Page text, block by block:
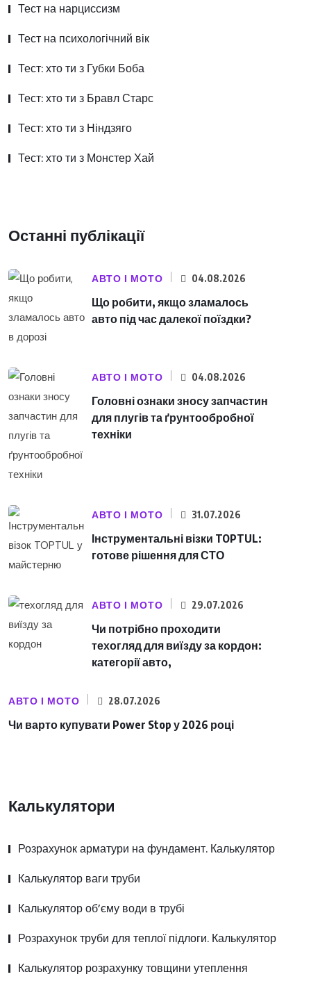
Тест на нарциссизм
Тест на психологічний вік
Тест: хто ти з Губки Боба
Тест: хто ти з Бравл Старс
Тест: хто ти з Ніндзяго
Тест: хто ти з Монстер Хай
Останні публікації
АВТО І МОТО 04.08.2026
Що робити, якщо зламалось
авто під час далекої поїздки?
АВТО І МОТО 04.08.2026
Головні ознаки зносу запчастин
для плугів та ґрунтообробної
техніки
АВТО І МОТО 31.07.2026
Інструментальні візки TOPTUL:
готове рішення для СТО
АВТО І МОТО 29.07.2026
Чи потрібно проходити
техогляд для виїзду за кордон:
категорії авто,
АВТО І МОТО 28.07.2026
Чи варто купувати Power Stop у 2026 році
Калькулятори
Розрахунок арматури на фундамент. Калькулятор
Калькулятор ваги труби
Калькулятор об’єму води в трубі
Розрахунок труби для теплої підлоги. Калькулятор
Калькулятор розрахунку товщини утеплення